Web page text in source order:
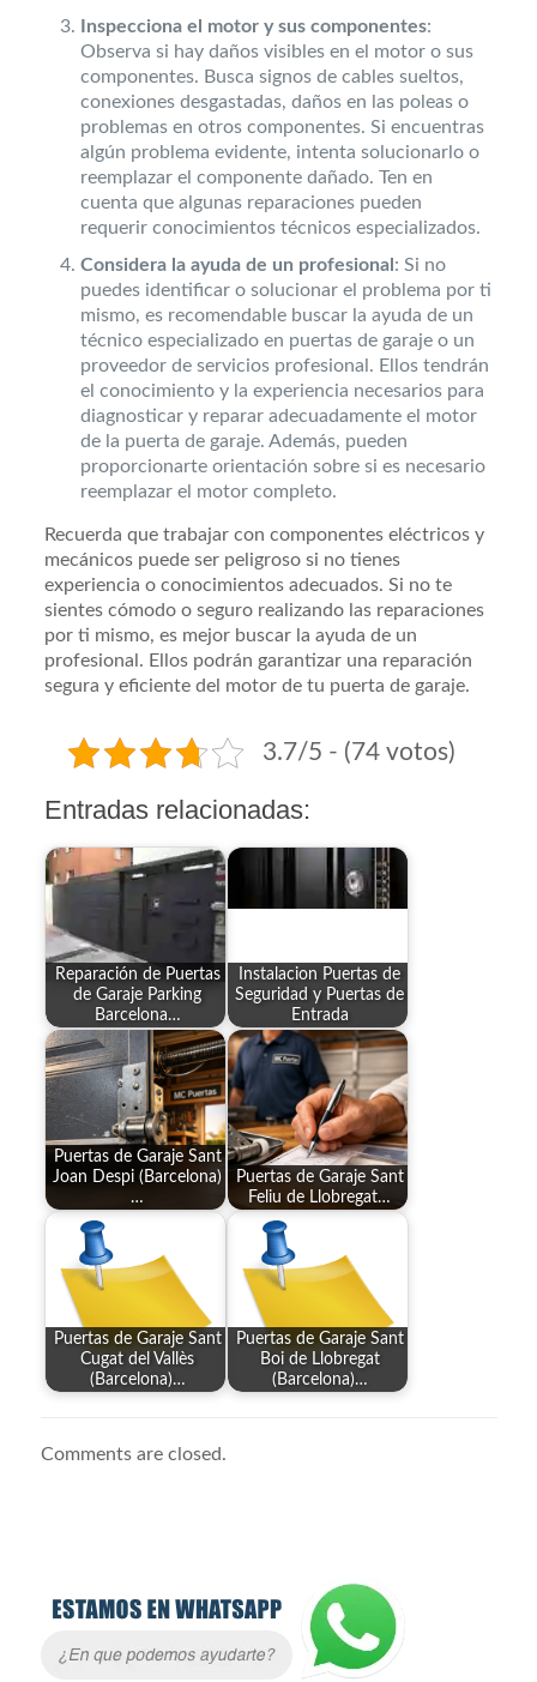
Inspecciona el motor y sus componentes:
Observa si hay daños visibles en el motor o sus
componentes. Busca signos de cables sueltos,
conexiones desgastadas, daños en las poleas o
problemas en otros componentes. Si encuentras
algún problema evidente, intenta solucionarlo o
reemplazar el componente dañado. Ten en
cuenta que algunas reparaciones pueden
requerir conocimientos técnicos especializados.
Considera la ayuda de un profesional : Si no
puedes identificar o solucionar el problema por ti
mismo, es recomendable buscar la ayuda de un
técnico especializado en puertas de garaje o un
proveedor de servicios profesional. Ellos tendrán
el conocimiento y la experiencia necesarios para
diagnosticar y reparar adecuadamente el motor
de la puerta de garaje. Además, pueden
proporcionarte orientación sobre si es necesario
reemplazar el motor completo.
Recuerda que trabajar con componentes eléctricos y
mecánicos puede ser peligroso si no tienes
experiencia o conocimientos adecuados. Si no te
sientes cómodo o seguro realizando las reparaciones
por ti mismo, es mejor buscar la ayuda de un
profesional. Ellos podrán garantizar una reparación
segura y eficiente del motor de tu puerta de garaje.
3.7/5 - (74 votos)
Entradas relacionadas:
Reparación de Puertas
de Garaje Parking
Barcelona…
Instalacion Puertas de
Seguridad y Puertas de
Entrada
Puertas de Garaje Sant
Joan Despi (Barcelona)
…
Puertas de Garaje Sant
Feliu de Llobregat…
Puertas de Garaje Sant
Cugat del Vallès
(Barcelona)…
Puertas de Garaje Sant
Boi de Llobregat
(Barcelona)…
Comments are closed.